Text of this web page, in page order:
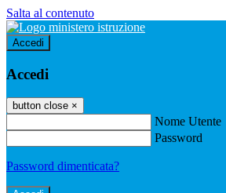
Salta al contenuto
Accedi
Accedi
button close ×
Nome Utente
Password
Password dimenticata?